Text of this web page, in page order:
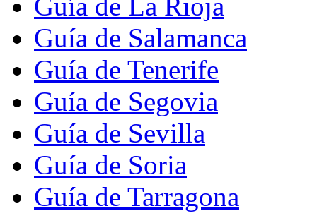
Guía de Salamanca
Guía de Tenerife
Guía de Segovia
Guía de Sevilla
Guía de Soria
Guía de Tarragona